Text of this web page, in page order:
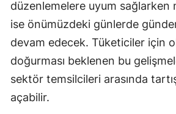
düzenlemelere uyum sağlarken
ise önümüzdeki günlerde
devam edecek. Tüketiciler için
doğurması beklenen bu
sektör temsilcileri arasında
açabilir.